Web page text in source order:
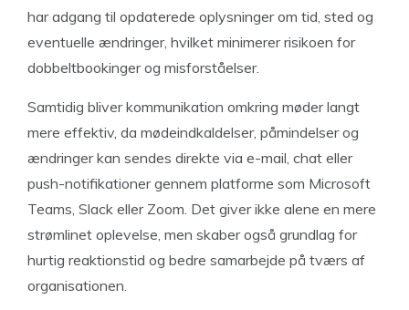
har adgang til opdaterede oplysninger om tid, sted og
eventuelle ændringer, hvilket minimerer risikoen for
dobbeltbookinger og misforståelser.
Samtidig bliver kommunikation omkring møder langt
mere effektiv, da mødeindkaldelser, påmindelser og
ændringer kan sendes direkte via e-mail, chat eller
push-notifikationer gennem platforme som Microsoft
Teams, Slack eller Zoom. Det giver ikke alene en mere
strømlinet oplevelse, men skaber også grundlag for
hurtig reaktionstid og bedre samarbejde på tværs af
organisationen.